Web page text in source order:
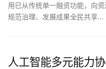
用已从传统单一融资功能，向
规范治理、发展成果全民共享...
人工智能多元能力